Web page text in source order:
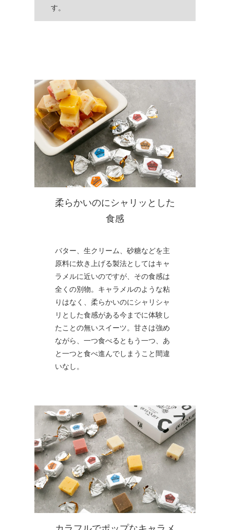
す。
柔らかいのにシャリッとした
食感
バター、生クリーム、砂糖などを主
原料に炊き上げる製法としてはキャ
ラメルに近いのですが、その食感は
全くの別物。キャラメルのような粘
りはなく、柔らかいのにシャリシャ
リとした食感がある今までに体験し
たことの無いスイーツ。甘さは強め
ながら、一つ食べるともう一つ、あ
と一つと食べ進んでしまうこと間違
いなし。